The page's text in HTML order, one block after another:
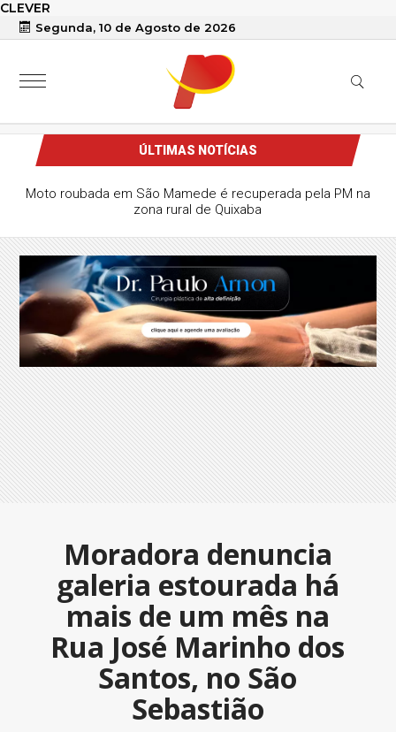
CLEVER
Segunda, 10 de Agosto de 2026
ÚLTIMAS NOTÍCIAS
Moto roubada em São Mamede é recuperada pela PM na
zona rural de Quixaba
Moradora denuncia
galeria estourada há
mais de um mês na
Rua José Marinho dos
Santos, no São
Sebastião